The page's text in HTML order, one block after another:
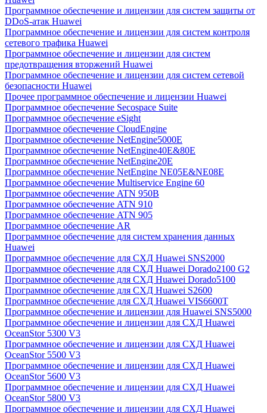
Программное обеспечение и лицензии для систем защиты от
DDoS-атак Huawei
Программное обеспечение и лицензии для систем контроля
сетевого трафика Huawei
Программное обеспечение и лицензии для систем
предотвращения вторжений Huawei
Программное обеспечение и лицензии для систем сетевой
безопасности Huawei
Прочее программное обеспечение и лицензии Huawei
Программное обеспечение Secospace Suite
Программное обеспечение eSight
Программное обеспечение CloudEngine
Программное обеспечение NetEngine5000E
Программное обеспечение NetEngine40E&80E
Программное обеспечение NetEngine20E
Программное обеспечение NetEngine NE05E&NE08E
Программное обеспечение Multiservice Engine 60
Программное обеспечение ATN 950B
Программное обеспечение ATN 910
Программное обеспечение ATN 905
Программное обеспечение AR
Программное обеспечение для систем хранения данных
Huawei
Программное обеспечение для СХД Huawei SNS2000
Программное обеспечение для СХД Huawei Dorado2100 G2
Программное обеспечение для СХД Huawei Dorado5100
Программное обеспечение для СХД Huawei S2600
Программное обеспечение для СХД Huawei VIS6600T
Программное обеспечение и лицензии для Huawei SNS5000
Программное обеспечение и лицензии для СХД Huawei
OceanStor 5300 V3
Программное обеспечение и лицензии для СХД Huawei
OceanStor 5500 V3
Программное обеспечение и лицензии для СХД Huawei
OceanStor 5600 V3
Программное обеспечение и лицензии для СХД Huawei
OceanStor 5800 V3
Программное обеспечение и лицензии для СХД Huawei